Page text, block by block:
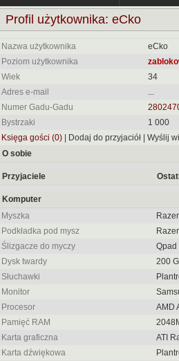
Profil użytkownika: eCko
Nazwa użytkownika
eCko
Poziom użytkownika
Wiek
34
Adres e-mail
...
Numer Gadu-Gadu
Bystrzaki
1 000
Księga gości (0)| Dodaj do przyjaciół | Wyślij
O sobie
Przyjaciele
Komputer
Myszka
Podkładka pod mysz
Ślizgacze do myczy
Qpad
Dysk twardy
200
Słuchawki
Monitor
Procesor
AMD
Pamięć RAM
Karta graficzna
ATI
Karta dźwiękowa